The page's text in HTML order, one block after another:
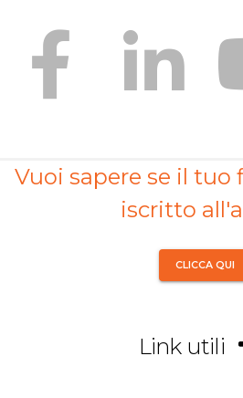
Vuoi sapere se il tuo
iscritto
CLICCA QUI
Link utili